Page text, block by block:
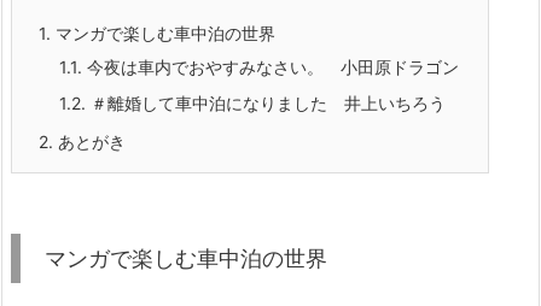
1. マンガで楽しむ車中泊の世界
1.1. 今夜は車内でおやすみなさい。 小田原ドラゴン
1.2. ＃離婚して車中泊になりました 井上いちろう
2. あとがき
マンガで楽しむ車中泊の世界